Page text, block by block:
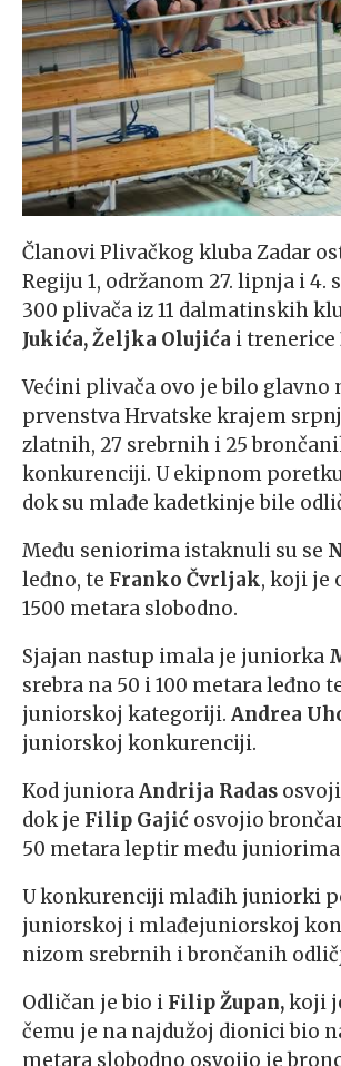
Članovi Plivačkog kluba Zadar
Regiju 1, održanom 27. lipnja i
300 plivača iz 11 dalmatinskih
Jukića,Željka Olujića i trenerice
Većini plivača ovo je bilo
prvenstva Hrvatske krajem
zlatnih, 27 srebrnih i 25
konkurenciji. U ekipnom
dok su mlađe kadetkinje bile
Među seniorima istaknuli su se
leđno, te Franko Čvrljak, koji je
1500 metara slobodno.
Sjajan nastup imala je juniorka
srebra na 50 i 100 metara leđno
juniorskoj kategoriji. Andrea
juniorskoj konkurenciji.
Kod junioraAndrija Radas
dok je Filip Gajić osvojio
50 metara leptir među
U konkurenciji mlađih juniorki
juniorskoj i mlađejuniorskoj
nizom srebrnih i brončanih
Odličan je bio i Filip Župan,koji
čemu je na najdužoj dionici bio
metara slobodno osvojio je